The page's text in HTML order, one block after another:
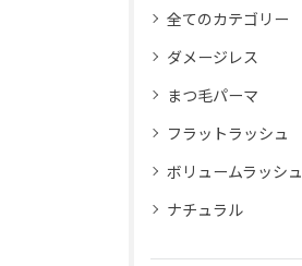
全てのカテゴリー
ダメージレス
まつ毛パーマ
フラットラッシュ
ボリュームラッシュ
ナチュラル